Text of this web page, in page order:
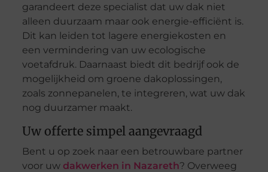
garandeert deze specialist dat uw dak niet
alleen duurzaam maar ook energie-efficiënt is.
Dit kan leiden tot lagere energiekosten en
een vermindering van uw ecologische
voetafdruk. Daarnaast biedt dit bedrijf ook de
mogelijkheid om groene dakoplossingen,
zoals zonnepanelen, te integreren, wat uw dak
nog duurzamer maakt.
Uw offerte simpel aangevraagd
Bent u op zoek naar een betrouwbare partner
voor uw dakwerken in Nazareth? Overweeg